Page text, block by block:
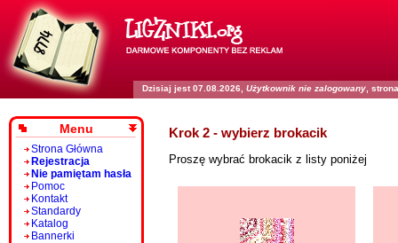
Dzisiaj jest 07.08.2026, Użytkownik nie zalogowany ,
Menu
Strona Główna
Rejestracja
Nie pamiętam hasła
Pomoc
Kontakt
Standardy
Katalog
Bannerki
Krok 2 - wybierz brokacik
Proszę wybrać brokacik z listy poniżej